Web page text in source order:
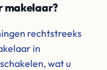
makelaar?
rechtstreeks
in
wat u